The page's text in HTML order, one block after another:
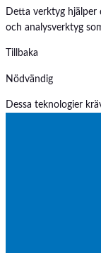
Detta verktyg hjälper
och analysverktyg
Tillbaka
Nödvändig
Dessa teknologier